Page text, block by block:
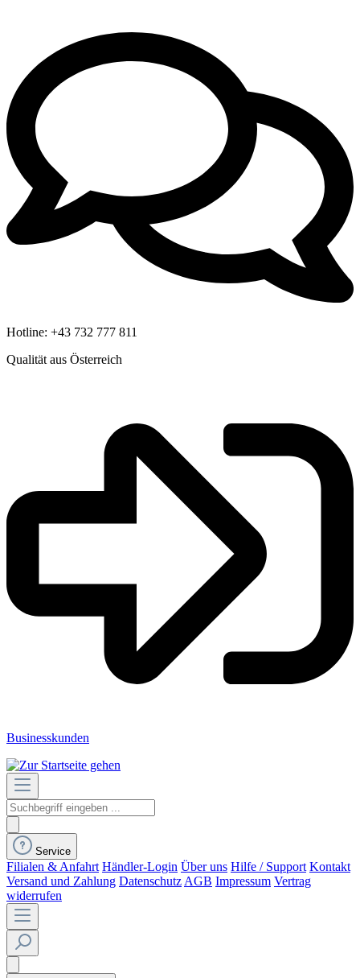
Hotline: +43 732 777 811
Qualität aus Österreich
Businesskunden
Service
Filialen & Anfahrt Händler-Login Über uns Hilfe / Support Kontakt
Versand und Zahlung Datenschutz AGB Impressum Vertrag
widerrufen